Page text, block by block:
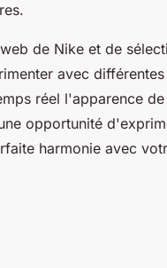
de Nike et de
avec différentes
réel l'apparence
opportunité
harmonie avec